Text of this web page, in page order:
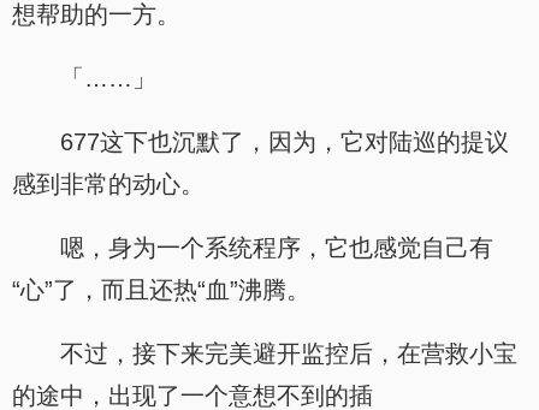
想帮助的一方。
「……」
677这下也沉默了，因为，它对陆巡的提议
感到非常的动心。
嗯，身为一个系统程序，它也感觉自己有
“心”了，而且还热“血”沸腾。
不过，接下来完美避开监控后，在营救小宝
的途中，出现了一个意想不到的插